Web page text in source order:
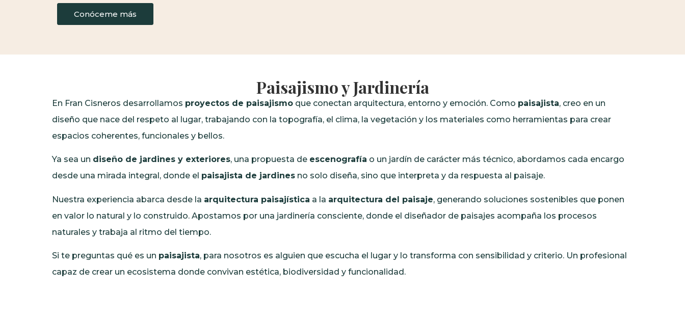
Conóceme más
Paisajismo y Jardinería
En Fran Cisneros desarrollamos proyectos de paisajismo que conectan arquitectura, entorno y emoción. Como paisajista, creo en un
diseño que nace del respeto al lugar, trabajando con la topografía, el clima, la vegetación y los materiales como herramientas para crear
espacios coherentes, funcionales y bellos.
Ya sea un diseño de jardines y exteriores, una propuesta de escenografía o un jardín de carácter más técnico, abordamos cada encargo
desde una mirada integral, donde el paisajista de jardines no solo diseña, sino que interpreta y da respuesta al paisaje.
Nuestra experiencia abarca desde la arquitectura paisajística a la arquitectura del paisaje, generando soluciones sostenibles que ponen
en valor lo natural y lo construido. Apostamos por una jardinería consciente, donde el diseñador de paisajes acompaña los procesos
naturales y trabaja al ritmo del tiempo.
Si te preguntas qué es un paisajista, para nosotros es alguien que escucha el lugar y lo transforma con sensibilidad y criterio. Un profesional
capaz de crear un ecosistema donde convivan estética, biodiversidad y funcionalidad.